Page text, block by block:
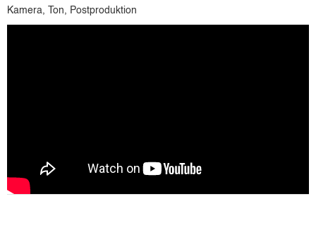
Kamera, Ton, Postproduktion